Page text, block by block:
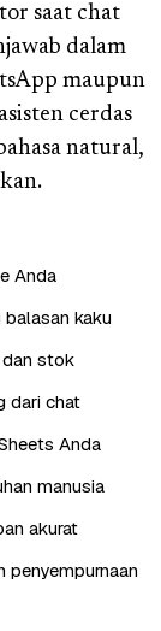
saat chat
dalam
maupun
cerdas
natural,
Anda
kaku
dan stok
dari chat
Anda
manusia
akurat
penyempurnaan